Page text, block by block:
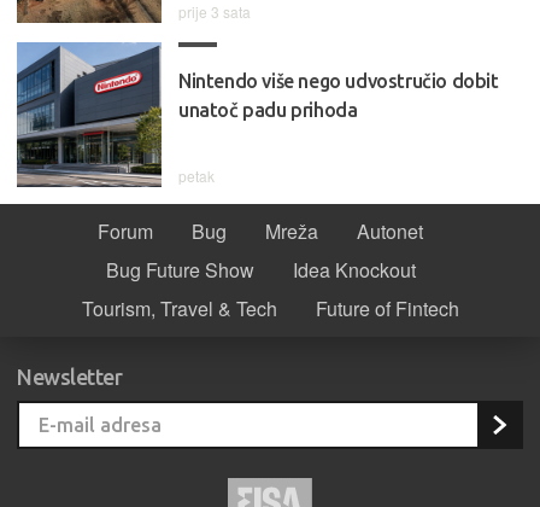
prije 3 sata
Nintendo više nego udvostručio dobit
unatoč padu prihoda
petak
Forum Bug Mreža
Autonet
Bug Future Show
Idea Knockout
Tourism, Travel & Tech
Future of Fintech
Newsletter